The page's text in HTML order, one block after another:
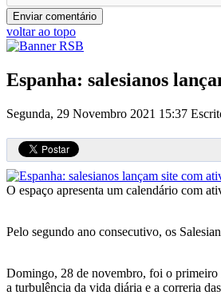
voltar ao topo
Espanha: salesianos
Segunda, 29 Novembro 2021 15:37
O espaço apresenta um calendário com
Pelo segundo ano consecutivo, os
Domingo, 28 de novembro, foi o primeiro
a turbulência da vida diária e a correria